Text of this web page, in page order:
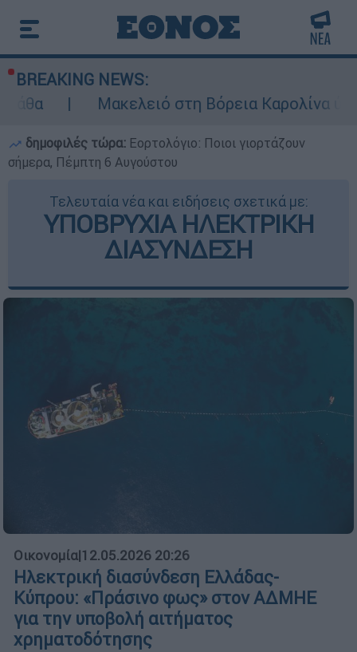
BREAKING NEWS:
Μακελειό στη Βόρεια Καρολίνα ύστερα από
δημοφιλές τώρα: Εορτολόγιο: Ποιοι γιορτάζουν
σήμερα, Πέμπτη 6 Αυγούστου
Τελευταία νέα και ειδήσεις σχετικά με:
ΥΠΟΒΡΥΧΙΑ ΗΛΕΚΤΡΙΚΗ
ΔΙΑΣΥΝΔΕΣΗ
Οικονομία|12.05.2026 20:26
Ηλεκτρική διασύνδεση Ελλάδας-
Κύπρου: «Πράσινο φως» στον ΑΔΜΗΕ
για την υποβολή αιτήματος
χρηματοδότησης